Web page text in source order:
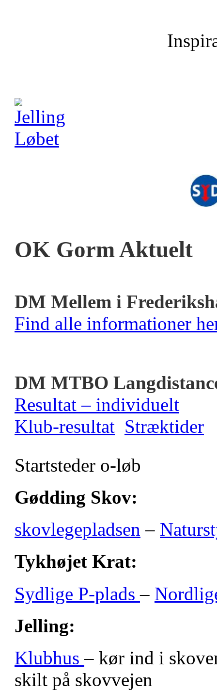
OK Gorm Aktuelt
DM Mellem i
Find alle informationer
DM MTBO
Resultat – individuelt
Klub-resultat Stræktider
Startsteder o-løb
Gødding Skov:
skovlegepladsen –
Tykhøjet Krat:
Sydlige P-plads–
Jelling:
Klubhus– kør ind i
skilt på skovvejen